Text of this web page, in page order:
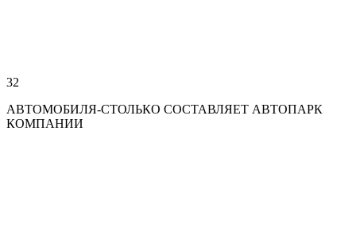
32
АВТОМОБИЛЯ-СТОЛЬКО СОСТАВЛЯЕТ АВТОПАРК
КОМПАНИИ